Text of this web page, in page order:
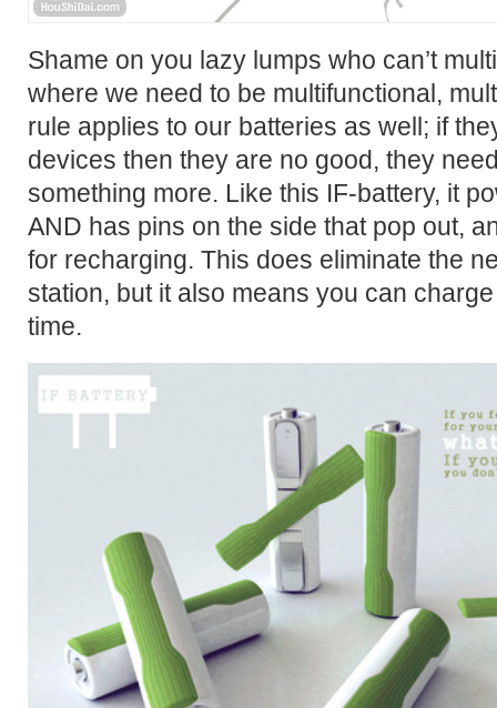
Shame on you lazy lumps who can’t
where we need to be multifunctional,
rule applies to our batteries as well; if
devices then they are no good, they
something more. Like this IF-battery, it
AND has pins on the side that pop out,
for recharging. This does eliminate the
station, but it also means you can
time.